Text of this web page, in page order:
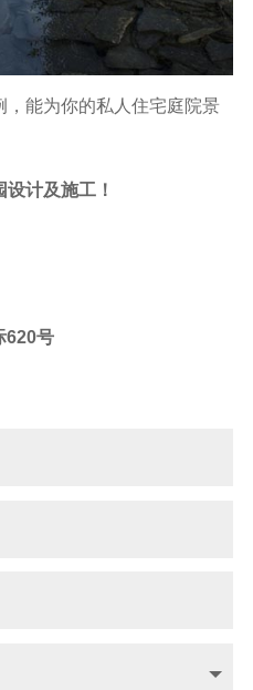
能为你的私人住宅庭院景
计及施工！
620号